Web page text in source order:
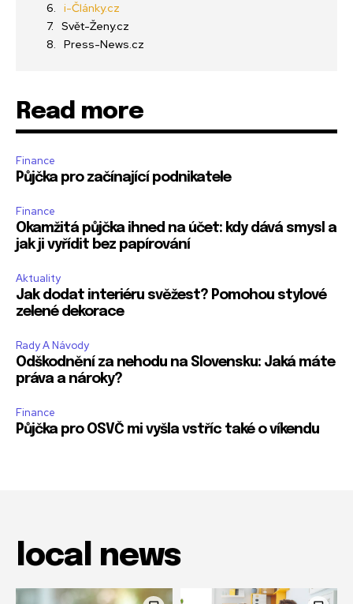
i-Články.cz
Svět-Ženy.cz
Press-News.cz
Read more
Finance
Půjčka pro začínající podnikatele
Finance
Okamžitá půjčka ihned na účet: kdy dává smysl a
jak ji vyřídit bez papírování
Aktuality
Jak dodat interiéru svěžest? Pomohou stylové
zelené dekorace
Rady A Návody
Odškodnění za nehodu na Slovensku: Jaká máte
práva a nároky?
Finance
Půjčka pro OSVČ mi vyšla vstříc také o víkendu
local news